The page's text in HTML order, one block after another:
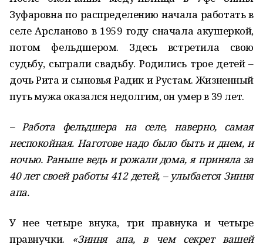
Зуфаровна по распределению начала работать в
селе Арсланово в 1959 году сначала акушеркой,
потом фельдшером. Здесь встретила свою
судьбу, сыграли свадьбу. Родились трое детей –
дочь Рита и сыновья Радик и Рустам. Жизненный
путь мужа оказался недолгим, он умер в 39 лет.
– Работа фельдшера на селе, наверно, самая
неспокойная. Наготове надо было быть и днем, и
ночью. Раньше ведь и рожали дома, я приняла за
40 лет своей работы 412 детей, – улыбается Зиння
апа.
У нее четыре внука, три правнука и четыре
правнучки. «Зиння апа, в чем секрет вашей